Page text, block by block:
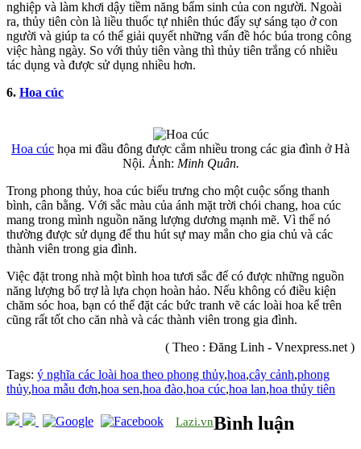
nghiệp và làm khơi dậy tiềm năng bẩm sinh của con người. Ngoài
ra, thủy tiên còn là liều thuốc tự nhiên thúc đẩy sự sáng tạo ở con
người và giúp ta có thể giải quyết những vấn đề hóc búa trong công
việc hàng ngày. So với thủy tiên vàng thì thủy tiên trắng có nhiều
tác dụng và được sử dụng nhiều hơn.
6. Hoa cúc
Hoa cúc họa mi đầu đông được cắm nhiều trong các gia đình ở Hà
Nội. Ảnh: Minh Quân.
Trong phong thủy, hoa cúc biểu trưng cho một cuộc sống thanh
bình, cân bằng. Với sắc màu của ánh mặt trời chói chang, hoa cúc
mang trong mình nguồn năng lượng dương mạnh mẽ. Vì thế nó
thường được sử dụng để thu hút sự may mắn cho gia chủ và các
thành viên trong gia đình.
Việc đặt trong nhà một bình hoa tươi sắc để có được những nguồn
năng lượng bổ trợ là lựa chọn hoàn hảo. Nếu không có điều kiện
chăm sóc hoa, bạn có thể đặt các bức tranh vẽ các loài hoa kể trên
cũng rất tốt cho căn nhà và các thành viên trong gia đình.
( Theo : Đăng Linh - Vnexpress.net )
Tags: ý nghĩa các loài hoa theo phong thủy,hoa,cây cảnh,phong
thủy,hoa mẫu đơn,hoa sen,hoa đào,hoa cúc,hoa lan,hoa thủy tiên
Lazi.vnBình luận